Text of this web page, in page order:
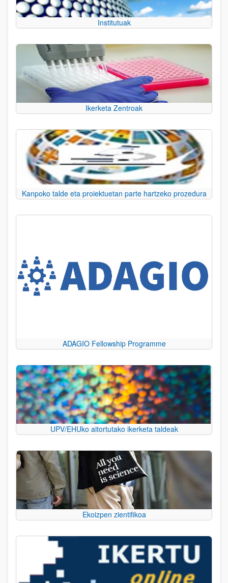
Institutuak
Ikerketa Zentroak
Kanpoko talde eta proiektuetan parte hartzeko prozedura
ADAGIO Fellowship Programme
UPV/EHUko aitortutako ikerketa taldeak
Ekoizpen zientifikoa